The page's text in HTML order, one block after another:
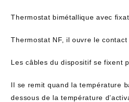
Thermostat bimétallique avec
Thermostat NF, il ouvre le contact
Les câbles du dispositif se fixent
Il se remit quand la température
dessous de la température